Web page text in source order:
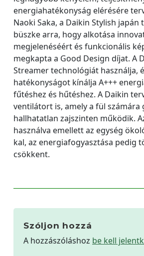
energiahatékonyság elérésére
Naoki Saka, a Daikin Stylish japán
büszke arra, hogy alkotása
megjelenéséért és funkcionális
megkapta a Good Design díjat. A
Streamer technológiát használja,
hatékonyságot kínálja A+++
fűtéshez és hűtéshez. A Daikin
ventilátort is, amely a fül számára
hallhatatlan zajszinten működik.
használva emellett az egység
kal, az energiafogyasztása pedig
csökkent.
Szóljon hozzá
A hozzászóláshoz be kell